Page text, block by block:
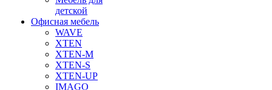
детской
Офисная мебель
WAVE
XTEN
XTEN-M
XTEN-S
XTEN-UP
IMAGO